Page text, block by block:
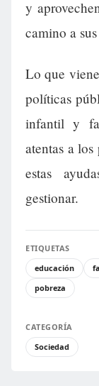
y
camino a
Lo que
políticas
infantil y
atentas a
estas
gestionar.
ETIQUETAS
educación
pobreza
CATEGORÍA
Sociedad